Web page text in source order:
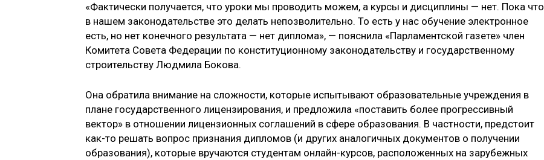
«Фактически получается, что уроки мы проводить можем, а курсы и дисциплины — нет. Пока что
в нашем законодательстве это делать непозволительно. То есть у нас обучение электронное
есть, но нет конечного результата — нет диплома», — пояснила «Парламентской газете» член
Комитета Совета Федерации по конституционному законодательству и государственному
строительству Людмила Бокова.
Она обратила внимание на сложности, которые испытывают образовательные учреждения в
плане государственного лицензирования, и предложила «поставить более прогрессивный
вектор» в отношении лицензионных соглашений в сфере образования. В частности, предстоит
как-то решать вопрос признания дипломов (и других аналогичных документов о получении
образования), которые вручаются студентам онлайн-курсов, расположенных на зарубежных